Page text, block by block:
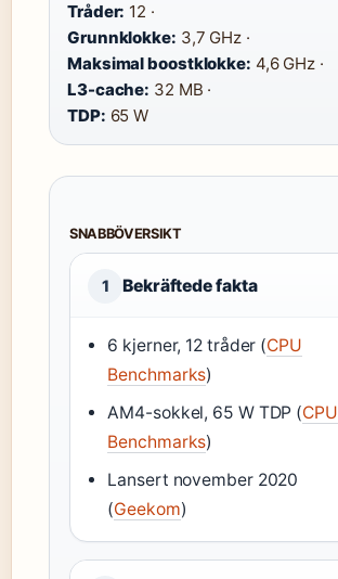
Tråder: 12 ·
Grunnklokke: 3,7 GHz ·
Maksimal boostklokke: 4,6 GHz ·
L3-cache: 32 MB ·
TDP: 65 W
SNABBÖVERSIKT
1 Bekräftede fakta
6 kjerner, 12 tråder (CPU
Benchmarks)
AM4-sokkel, 65 W TDP (CPU
Benchmarks)
Lansert november 2020
(Geekom)